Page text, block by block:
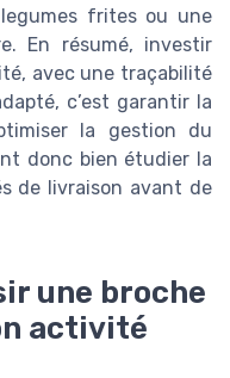
legumes frites ou une
En résumé, investir
avec une traçabilité
c’est garantir la
la gestion du
donc bien étudier la
de livraison avant de
une broche
activité